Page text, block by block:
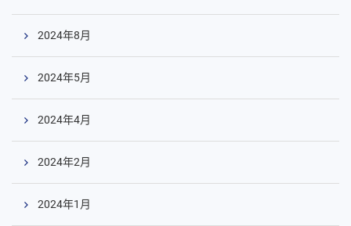
2024年8月
2024年5月
2024年4月
2024年2月
2024年1月